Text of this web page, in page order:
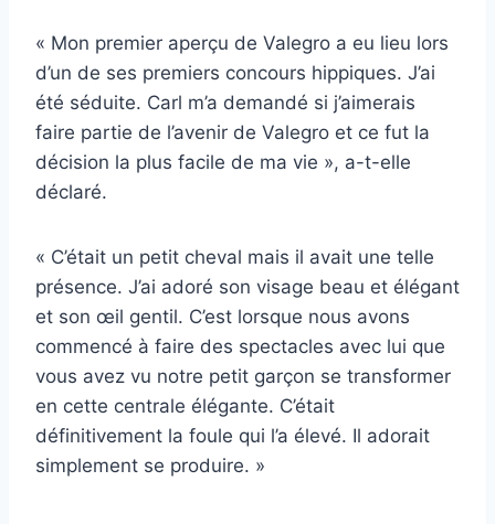
« Mon premier aperçu de Valegro a eu lieu lors
d’un de ses premiers concours hippiques. J’ai
été séduite. Carl m’a demandé si j’aimerais
faire partie de l’avenir de Valegro et ce fut la
décision la plus facile de ma vie », a-t-elle
déclaré.
« C’était un petit cheval mais il avait une telle
présence. J’ai adoré son visage beau et élégant
et son œil gentil. C’est lorsque nous avons
commencé à faire des spectacles avec lui que
vous avez vu notre petit garçon se transformer
en cette centrale élégante. C’était
définitivement la foule qui l’a élevé. Il adorait
simplement se produire. »